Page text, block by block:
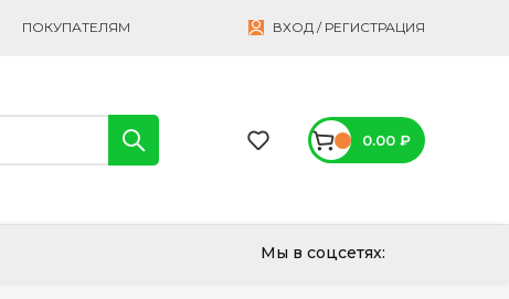
ПОКУПАТЕЛЯМ ВХОД / РЕГИСТРАЦИЯ
0.00 ₽
Мы в соцсетях: